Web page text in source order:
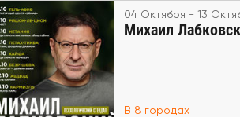
04 Октября - 13
Михаил
В 8 городах